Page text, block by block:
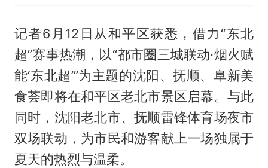
记者6月12日从和平区获悉，借力“东北
超”赛事热潮，以“都市圈三城联动·烟火赋
能‘东北超’”为主题的沈阳、抚顺、阜新美
食荟即将在和平区老北市景区启幕。与此
同时，沈阳老北市、抚顺雷锋体育场夜市
双场联动，为市民和游客献上一场独属于
夏天的热烈与温柔。